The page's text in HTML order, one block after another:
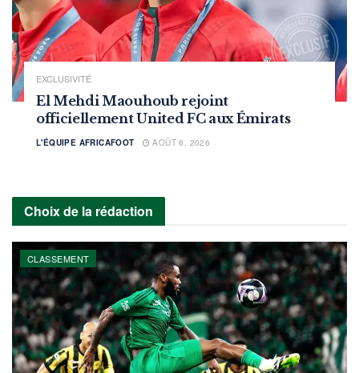
EXCLUSIVITÉ
El Mehdi Maouhoub rejoint
officiellement United FC aux Émirats
L'ÉQUIPE AFRICAFOOT AOÛT 6, 2026
Choix de la rédaction
CLASSEMENT